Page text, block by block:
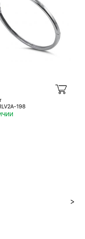
198
>